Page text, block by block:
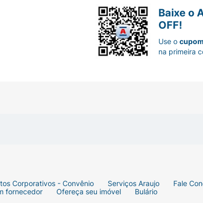
de 200 ml nos sabores chocolate, baunilha e
NUTRICIONISTA. PROIBIDO O USO POR VIA
antes de usar. Pode ser consumido em
Corporativos - Convênio Serviços Araujo
Fale
fornecedor Ofereça seu imóvel Bulário
Baixe o
OFF!
Use ocupom
na primeira